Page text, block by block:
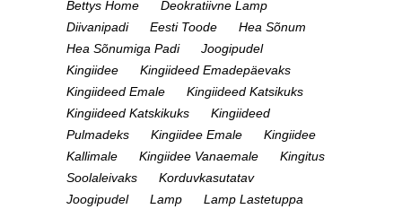
Bettys Home
Deokratiivne Lamp
Diivanipadi
Eesti Toode
Hea Sõnum
Hea Sõnumiga Padi
Joogipudel
Kingiidee
Kingiideed Emadepäevaks
Kingiideed Emale
Kingiideed Katsikuks
Kingiideed Katskikuks
Kingiideed
Pulmadeks
Kingiidee Emale
Kingiidee
Kallimale
Kingiidee Vanaemale
Kingitus
Soolaleivaks
Korduvkasutatav
Joogipudel
Lamp
Lamp Lastetuppa